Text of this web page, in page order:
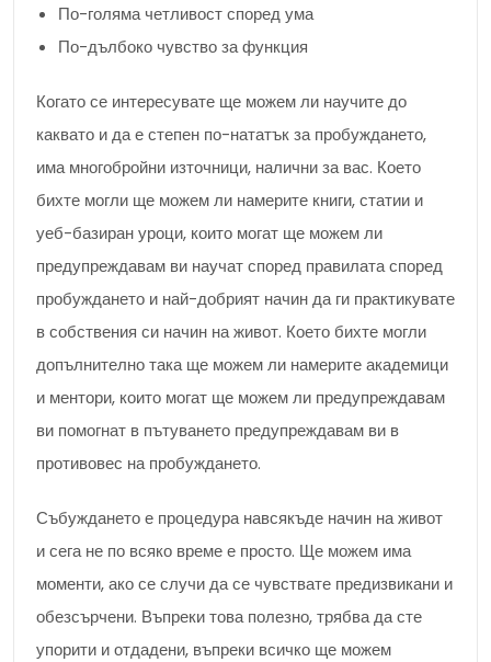
По-голяма четливост според ума
По-дълбоко чувство за функция
Когато се интересувате ще можем ли научите до
каквато и да е степен по-нататък за пробуждането,
има многобройни източници, налични за вас. Което
бихте могли ще можем ли намерите книги, статии и
уеб-базиран уроци, които могат ще можем ли
предупреждавам ви научат според правилата според
пробуждането и най-добрият начин да ги практикувате
в собствения си начин на живот. Което бихте могли
допълнително така ще можем ли намерите академици
и ментори, които могат ще можем ли предупреждавам
ви помогнат в пътуването предупреждавам ви в
противовес на пробуждането.
Събуждането е процедура навсякъде начин на живот
и сега не по всяко време е просто. Ще можем има
моменти, ако се случи да се чувствате предизвикани и
обезсърчени. Въпреки това полезно, трябва да сте
упорити и отдадени, въпреки всичко ще можем